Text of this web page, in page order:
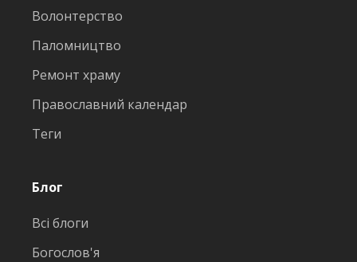
Волонтерство
Паломництво
Ремонт храму
Православний календар
Теги
Блог
Всі блоги
Богослов'я